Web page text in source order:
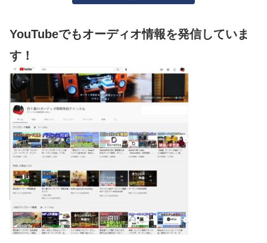
YouTubeでもオーディオ情報を発信していま
す！